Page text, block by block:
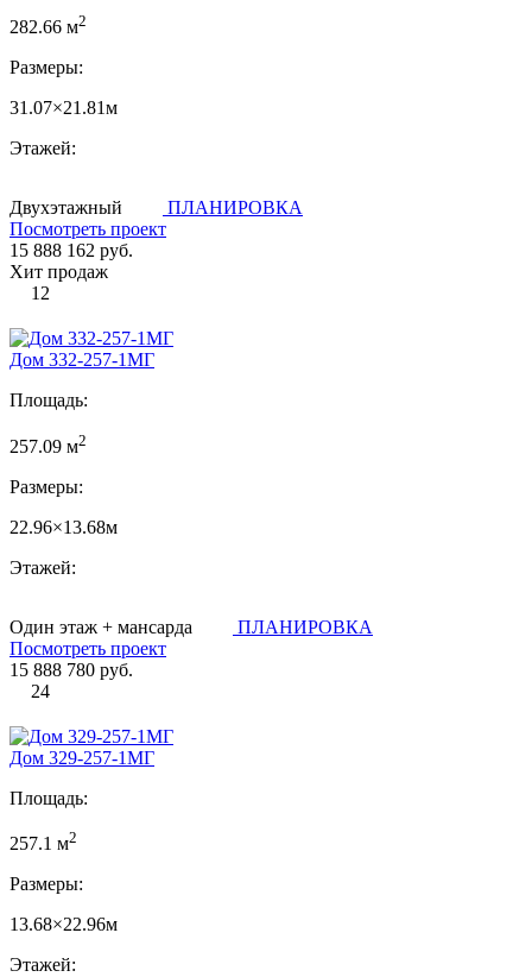
282.66 м2
Размеры:
31.07×21.81м
Этажей:
Двухэтажный
ПЛАНИРОВКА
Посмотреть проект
15 888 162 руб.
Хит продаж
12
Дом 332-257-1МГ
Площадь:
257.09 м2
Размеры:
22.96×13.68м
Этажей:
Один этаж + мансарда
ПЛАНИРОВКА
Посмотреть проект
15 888 780 руб.
24
Дом 329-257-1МГ
Площадь:
257.1 м2
Размеры:
13.68×22.96м
Этажей: